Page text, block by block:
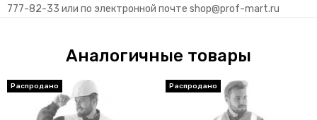
777-82-33 или по электронной почте shop@prof-mart.ru
Аналогичные товары